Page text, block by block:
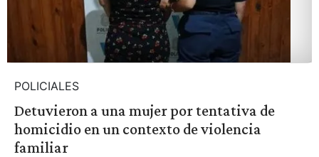
POLICIALES
Detuvieron a una mujer por tentativa de
homicidio en un contexto de violencia
familiar